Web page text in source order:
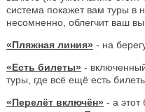
система покажет вам туры в
несомненно, облегчит ваш
«Пляжная линия» - на
«Есть билеты» -
туры, где всё ещё есть
«Перелёт включён» - а этот